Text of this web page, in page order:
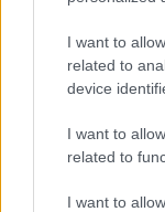
I want to
related to
device
I want to
related to
I want to